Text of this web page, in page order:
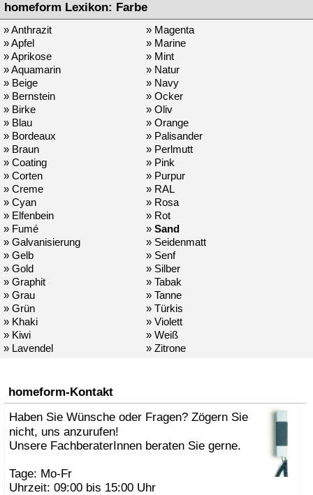
homeform Lexikon: Farbe
» Anthrazit
» Apfel
» Aprikose
» Aquamarin
» Beige
» Bernstein
» Birke
» Blau
» Bordeaux
» Braun
» Coating
» Corten
» Creme
» Cyan
» Elfenbein
» Fumé
» Galvanisierung
» Gelb
» Gold
» Graphit
» Grau
» Grün
» Khaki
» Kiwi
» Lavendel
» Magenta
» Marine
» Mint
» Natur
» Navy
» Ocker
» Oliv
» Orange
» Palisander
» Perlmutt
» Pink
» Purpur
» RAL
» Rosa
» Rot
» Sand
» Seidenmatt
» Senf
» Silber
» Tabak
» Tanne
» Türkis
» Violett
» Weiß
» Zitrone
homeform-Kontakt
Haben Sie Wünsche oder Fragen? Zögern Sie
nicht, uns anzurufen!
Unsere FachberaterInnen beraten Sie gerne.
Tage: Mo-Fr
Uhrzeit: 09:00 bis 15:00 Uhr